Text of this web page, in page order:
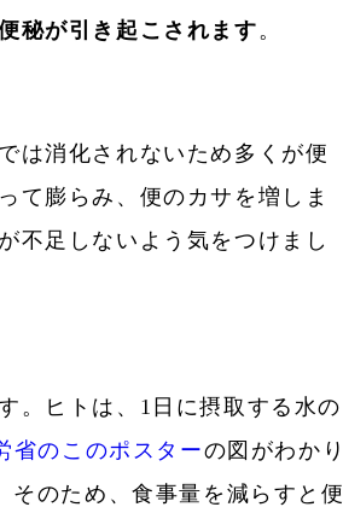
秘が引き起こされます 。
は消化されないため多くが便
て膨らみ、便のカサを増しま
不足しないよう気をつけまし
。ヒトは、1日に摂取する水の
省のこのポスターの図がわかり
のため、食事量を減らすと便